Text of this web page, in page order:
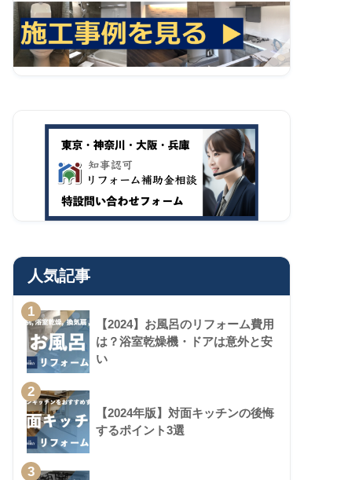
人気記事
1
【2024】お風呂のリフォーム費用
は？浴室乾燥機・ドアは意外と安
い
2
【2024年版】対面キッチンの後悔
するポイント3選
3